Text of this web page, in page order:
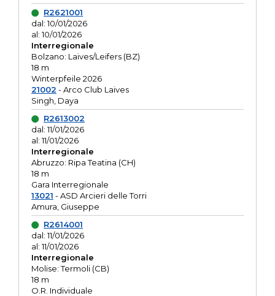
R2621001
dal: 10/01/2026
al: 10/01/2026
Interregionale
Bolzano: Laives/Leifers (BZ)
18 m
Winterpfeile 2026
21002 - Arco Club Laives
Singh, Daya
R2613002
dal: 11/01/2026
al: 11/01/2026
Interregionale
Abruzzo: Ripa Teatina (CH)
18 m
Gara Interregionale
13021 - ASD Arcieri delle Torri
Amura, Giuseppe
R2614001
dal: 11/01/2026
al: 11/01/2026
Interregionale
Molise: Termoli (CB)
18 m
O.R. Individuale